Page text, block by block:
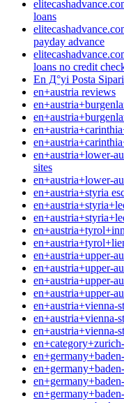
loans
payday advance
loans no credit
En Д°yi Posta
en+austria reviews
en+austria+lower-
sites
en+austria+lower-
en+austria+styria
en+austria+upper-
en+austria+upper-
en+austria+upper-
en+austria+upper-
en+austria+vienna-
en+austria+vienna-
en+austria+vienna-